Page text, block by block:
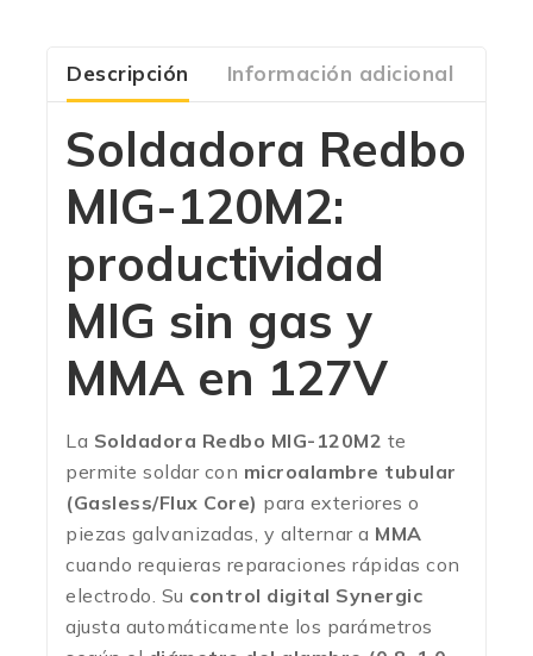
Descripción Información adicional
Soldadora Redbo
MIG-120M2:
productividad
MIG sin gas y
MMA en 127V
La Soldadora Redbo MIG-120M2 te
permite soldar con microalambre tubular
(Gasless/Flux Core) para exteriores o
piezas galvanizadas, y alternar a MMA
cuando requieras reparaciones rápidas con
electrodo. Su control digital Synergic
ajusta automáticamente los parámetros